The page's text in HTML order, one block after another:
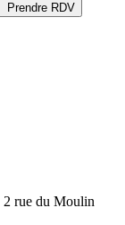
Prendre RDV
2 rue du Moulin